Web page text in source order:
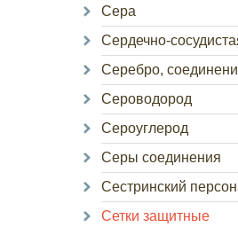
Сера
Сердечно-
Серебро,
Сероводород
Сероуглерод
Серы соединения
Сестринский
Сетки защитные